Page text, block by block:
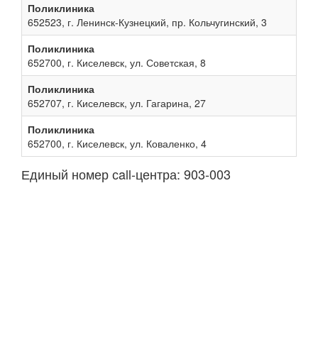
Поликлиника
652523, г. Ленинск-Кузнецкий, пр. Кольчугинский, 3
Поликлиника
652700, г. Киселевск, ул. Советская, 8
Поликлиника
652707, г. Киселевск, ул. Гагарина, 27
Поликлиника
652700, г. Киселевск, ул. Коваленко, 4
Единый номер сall-центра: 903-003